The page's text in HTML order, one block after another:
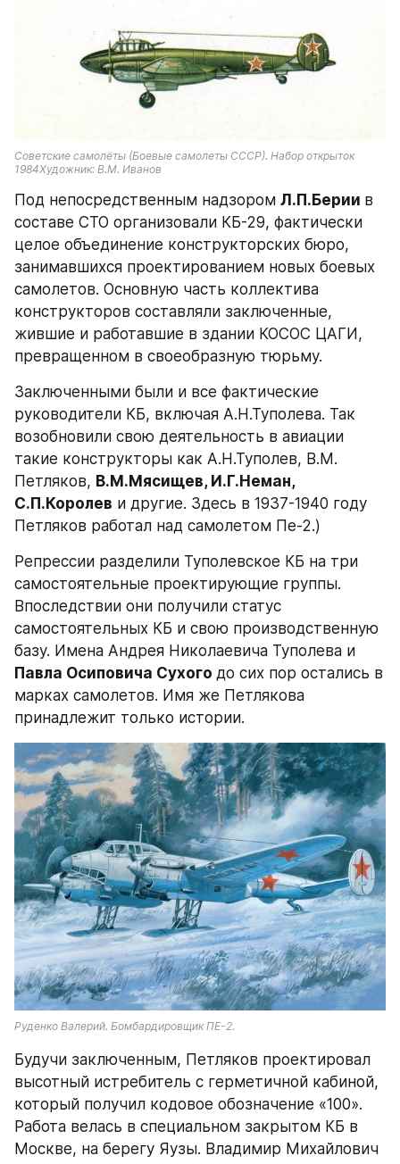
Советские самолёты (Боевые самолеты СССР). Набор открыток
1984Художник: В.М. Иванов
Под непосредственным надзором Л.П.Берии в
составе СТО организовали КБ-29, фактически
целое объединение конструкторских бюро,
занимавшихся проектированием новых боевых
самолетов. Основную часть коллектива
конструкторов составляли заключенные,
жившие и работавшие в здании КОСОС ЦАГИ,
превращенном в своеобразную тюрьму.
Заключенными были и все фактические
руководители КБ, включая А.Н.Туполева. Так
возобновили свою деятельность в авиации
такие конструкторы как А.Н.Туполев, В.М.
Петляков, В.М.Мясищев, И.Г.Неман,
С.П.Королев и другие. Здесь в 1937-1940 году
Петляков работал над самолетом Пе-2.)
Репрессии разделили Туполевское КБ на три
самостоятельные проектирующие группы.
Впоследствии они получили статус
самостоятельных КБ и свою производственную
Павла Осиповича Сухого до сих пор остались в
марках самолетов. Имя же Петлякова
принадлежит только истории.
Руденко Валерий. Бомбардировщик ПЕ-2.
Будучи заключенным, Петляков проектировал
высотный истребитель с герметичной кабиной,
который получил кодовое обозначение «100».
Работа велась в специальном закрытом КБ в
Москве, на берегу Яузы. Владимир Михайлович